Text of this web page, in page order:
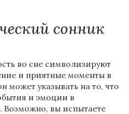
сонник
во сне символизируют
и приятные моменты в
может указывать на то, что
и эмоции в
вы испытаете